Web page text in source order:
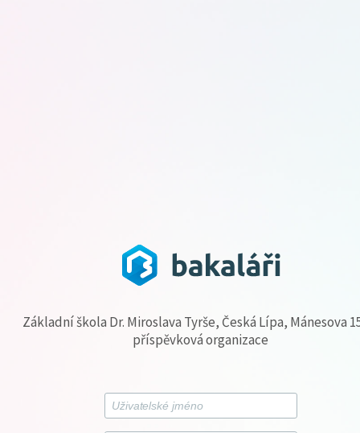
Základní škola Dr. Miroslava Tyrše, Česká Lípa, Mánesova
příspěvková organizace